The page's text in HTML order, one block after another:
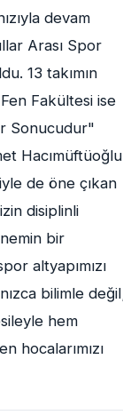
devam
Arası Spor
13 takımın
Fakültesi ise
Sonucudur"
Hacımüftüoğlu
de öne çıkan
disiplinli
bir
altyapımızı
bilimle
hem
hocalarımızı